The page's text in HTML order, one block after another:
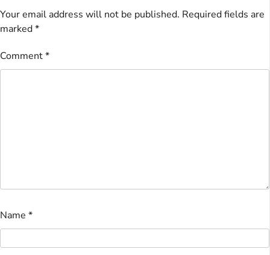
Your email address will not be published. Required fields are
marked*
Comment*
Name *